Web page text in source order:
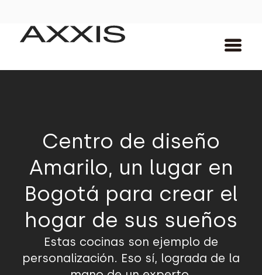
Centro de diseño
Amarilo, un lugar en
Bogotá para crear el
hogar de sus sueños
Estas cocinas son ejemplo de
personalización. Eso sí, lograda de la